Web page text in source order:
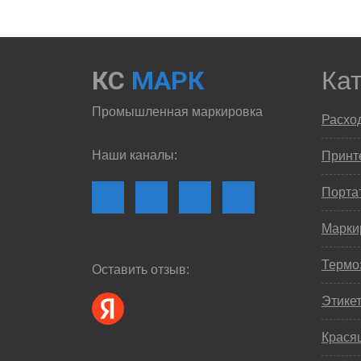
КС МАРК
Промышленная маркировка
Наши каналы:
Оставить отзыв: